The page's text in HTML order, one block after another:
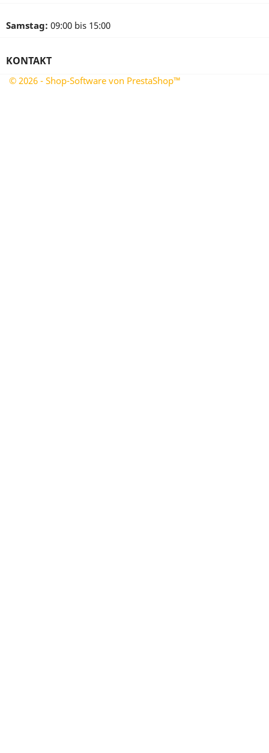
Samstag: 09:00 bis 15:00
KONTAKT
© 2026 - Shop-Software von PrestaShop™